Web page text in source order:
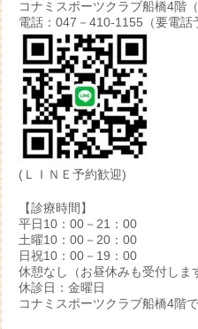
コナミスポーツクラブ船橋4階
電話：047－410-1155（要電話
(ＬＩＮＥ予約歓迎)
【診療時間】
平日10：00－21：00
土曜10：00－20：00
日祝10：00－19：00
休憩なし（お昼休みも受付しま
休診日：金曜日
コナミスポーツクラブ船橋4階で